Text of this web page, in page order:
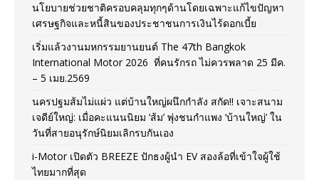
นโยบายช่วยชาติครอบคลุมทุกๆด้านโดยเฉพาะแก้ไขปัญหา
เศรษฐกิจและหนี้สินของประชาชนการเงินไร้ดอกเบี้ย
เริ่มแล้วงานมหกรรมยานยนต์ The 47th Bangkok
International Motor 2026 ที่คนรักรถ ไม่ควรพลาด 25 มีค.
– 5 เมย.2569
นครปฐมส้มไม่แผ่ว แต่บ้านใหญ่ผนึกกำลัง สกัด!! เจาะสนาม
เจดีย์ใหญ่: เมื่อคะแนนนิยม ‘ส้ม’ พุ่งชนกำแพง ‘บ้านใหญ่’ ใน
วันที่สายอนุรักษ์นิยมเลิกรบกันเอง
i-Motor เปิดตัว BREEZE ปักธงผู้นำ EV สองล้อที่เข้าใจผู้ใช้
ไทยมากที่สุด